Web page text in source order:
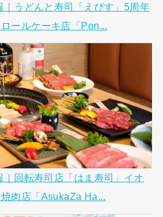
｜うどんと寿司「えびす」5周年
ールケーキ店「Pon...
｜回転寿司店「はま寿司」イオ
肉店「AsukaZa Ha...